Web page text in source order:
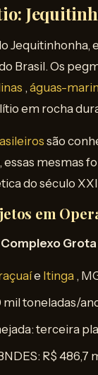
Jequitinhonha,
Brasil. Os
, águas-
em rocha
são
essas mesmas
do século
em
e Itinga ,
mil toneladas/
terceira
R$